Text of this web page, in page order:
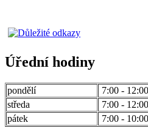
Úřední hodiny
pondělí
7:00 -
středa
7:00 -
pátek
7:00 - 10:00